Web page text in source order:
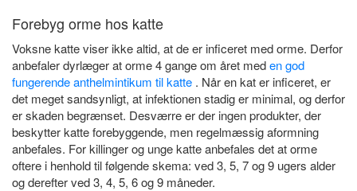
Forebyg orme hos katte
Voksne katte viser ikke altid, at de er inficeret med orme. Derfor
anbefaler dyrlæger at orme 4 gange om året meden god
fungerende anthelmintikum til katte . Når en kat er inficeret, er
det meget sandsynligt, at infektionen stadig er minimal, og derfor
er skaden begrænset. Desværre er der ingen produkter, der
beskytter katte forebyggende, men regelmæssig aformning
anbefales. For killinger og unge katte anbefales det at orme
oftere i henhold til følgende skema: ved 3, 5, 7 og 9 ugers alder
og derefter ved 3, 4, 5, 6 og 9 måneder.